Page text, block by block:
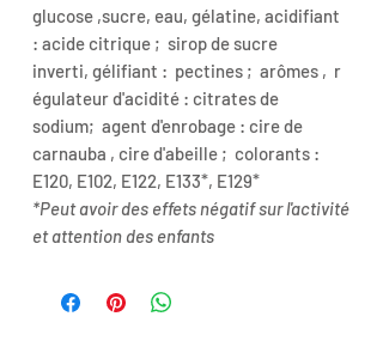
glucose ,sucre, eau, gélatine, acidifiant
: acide citrique ; sirop de sucre
inverti, gélifiant : pectines ; arômes , r
égulateur d'acidité : citrates de
sodium; agent d'enrobage : cire de
carnauba , cire d'abeille ; colorants :
E120, E102, E122, E133*, E129*
*Peut avoir des effets négatif sur l'activité
et attention des enfants